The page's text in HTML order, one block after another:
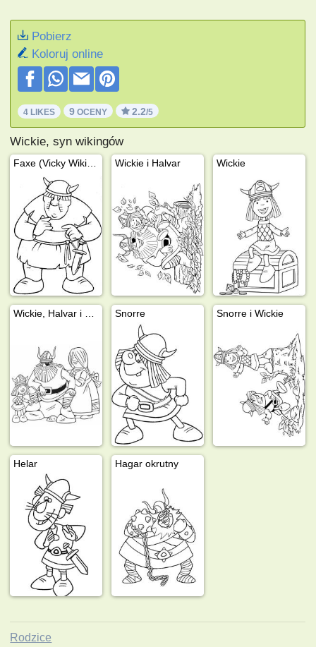
Pobierz
Koloruj online
4 LIKES 9 OCENY 2.2/5
Wickie, syn wikingów
Wickie i Halvar Wickie
Snorre Snorre i Wickie
Helar Hagar okrutny
Rodzice